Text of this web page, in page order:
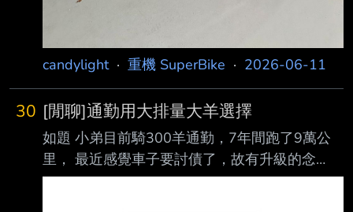
candylight· 重機 SuperBike · 2026-06-11
30 [閒聊]通勤用大排量大羊選擇
如題 小弟目前騎300羊通勤，7年間跑了9萬公
里， 最近感覺車子要討債了，故有升級的念
頭。 每日通勤來回60公里，主要走61移動， 希